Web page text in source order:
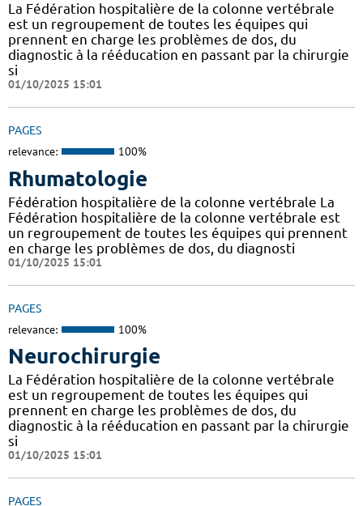
La Fédération hospitalière de la colonne vertébrale
est un regroupement de toutes les équipes qui
prennent en charge les problèmes de dos, du
diagnostic à la rééducation en passant par la chirurgie
si
01/10/2025 15:01
PAGES
relevance: 100%
Rhumatologie
Fédération hospitalière de la colonne vertébrale La
Fédération hospitalière de la colonne vertébrale est
un regroupement de toutes les équipes qui prennent
en charge les problèmes de dos, du diagnosti
01/10/2025 15:01
PAGES
relevance: 100%
Neurochirurgie
La Fédération hospitalière de la colonne vertébrale
est un regroupement de toutes les équipes qui
prennent en charge les problèmes de dos, du
diagnostic à la rééducation en passant par la chirurgie
si
01/10/2025 15:01
PAGES